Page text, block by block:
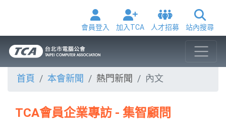
會員登入 加入TCA 人才招募 站內搜尋
首頁 本會新聞 熱門新聞 內文
TCA會員企業專訪 - 集智顧問